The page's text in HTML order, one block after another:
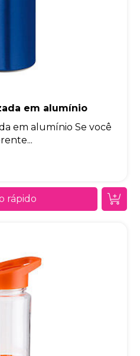
em alumínio
em alumínio Se você
rápido